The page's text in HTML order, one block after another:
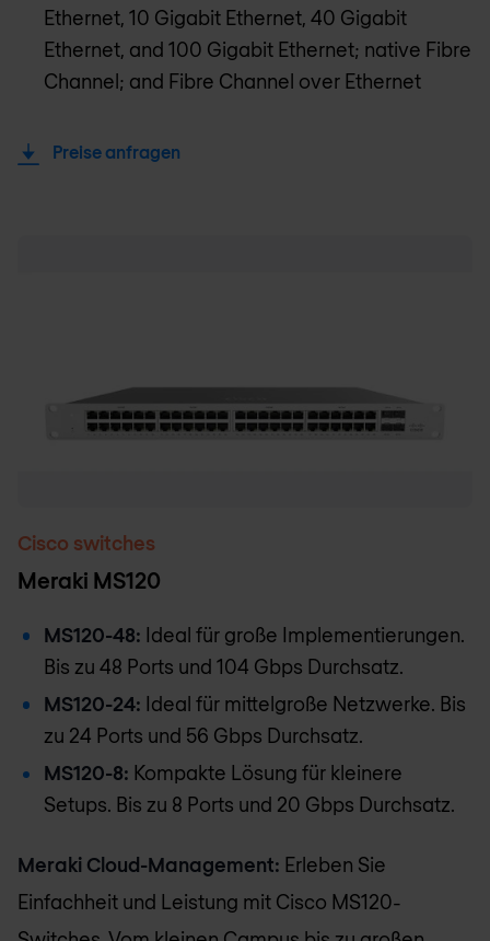
Ethernet, 10 Gigabit Ethernet, 40 Gigabit
Ethernet, and 100 Gigabit Ethernet; native Fibre
Channel; and Fibre Channel over Ethernet
Preise anfragen
Cisco switches
Meraki MS120
MS120-48: Ideal für große Implementierungen.
Bis zu 48 Ports und 104 Gbps Durchsatz.
MS120-24: Ideal für mittelgroße Netzwerke. Bis
zu 24 Ports und 56 Gbps Durchsatz.
MS120-8: Kompakte Lösung für kleinere
Setups. Bis zu 8 Ports und 20 Gbps Durchsatz.
Meraki Cloud-Management: Erleben Sie
Einfachheit und Leistung mit Cisco MS120-